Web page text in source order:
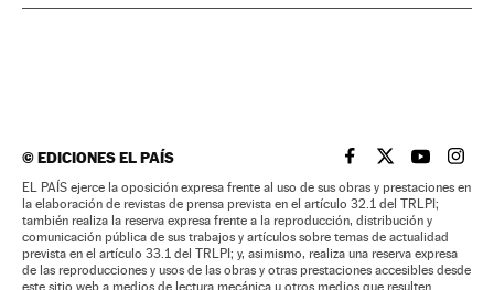
©EDICIONES EL PAÍS EL PAÍS BRASIL EN
EL PAÍSEL PAÍS
EL
EL PAÍS ejerce la oposición expresa frente al uso de sus obras y prestaciones en
la elaboración de revistas de prensa prevista en el artículo 32.1 del TRLPI;
también realiza la reserva expresa frente a la reproducción, distribución y
comunicación pública de sus trabajos y artículos sobre temas de actualidad
prevista en el artículo 33.1 del TRLPI; y, asimismo, realiza una reserva expresa
de las reproducciones y usos de las obras y otras prestaciones accesibles desde
este sitio web a medios de lectura mecánica u otros medios que resulten